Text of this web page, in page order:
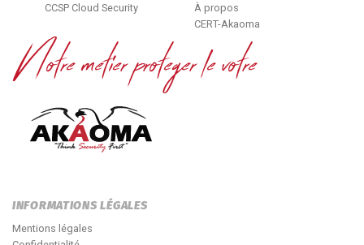
CCSP Cloud Security
À propos
CERT-Akaoma
INFORMATIONS LÉGALES
Mentions légales